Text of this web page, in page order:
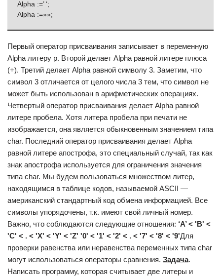
Alpha :=’ ‘;
Alpha :=»»;
Первый оператор присваивания записывает в переменную
Alpha литеру р. Второй делает Alpha равной литере плюса
(+). Третий делает Alpha равной символу 3. Заметим, что
символ 3 отличается от целого числа 3 тем, что символ не
может быть использован в арифметических операциях.
Четвертый оператор присваивания делает Alpha равной
литере пробела. Хотя литера пробела при печати не
изображается, она является обыкновенным значением типа
char. Последний оператор присваивания делает Alpha
равной литере апострофа, это специальный случай, так как
знак апострофа используется для ограничения значения
типа char. Мы будем пользоваться множеством литер,
находящимся в таблице кодов, называемой ASCII —
американский стандартный код обмена информацией. Все
символы упорядочены, т.к. имеют свой личный номер.
Важно, что соблюдаются следующие отношения: ‘A’ < 'B' <
'C' < . < 'X' < 'Y' < 'Z' '0' < '1' < '2' < . < '7' < '8' < '9'Для
проверки равенства или неравенства переменных типа char
могут использоваться операторы сравнения. Задача.
Написать программу, которая считывает две литеры и